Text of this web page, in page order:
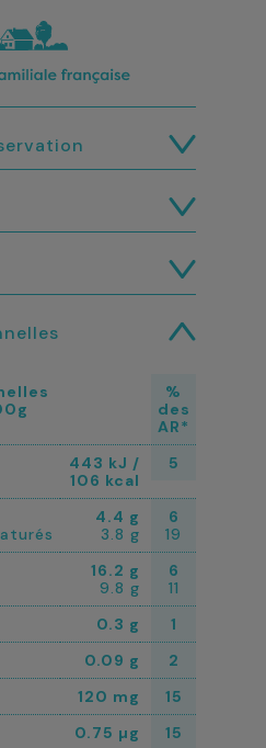
%
des
AR*
443 kJ /
106 kcal
5
4.4 g
3.8 g
6
19
16.2 g
9.8 g
6
11
0.3 g
1
0.09 g
2
120 mg
15
0.75 µg 15